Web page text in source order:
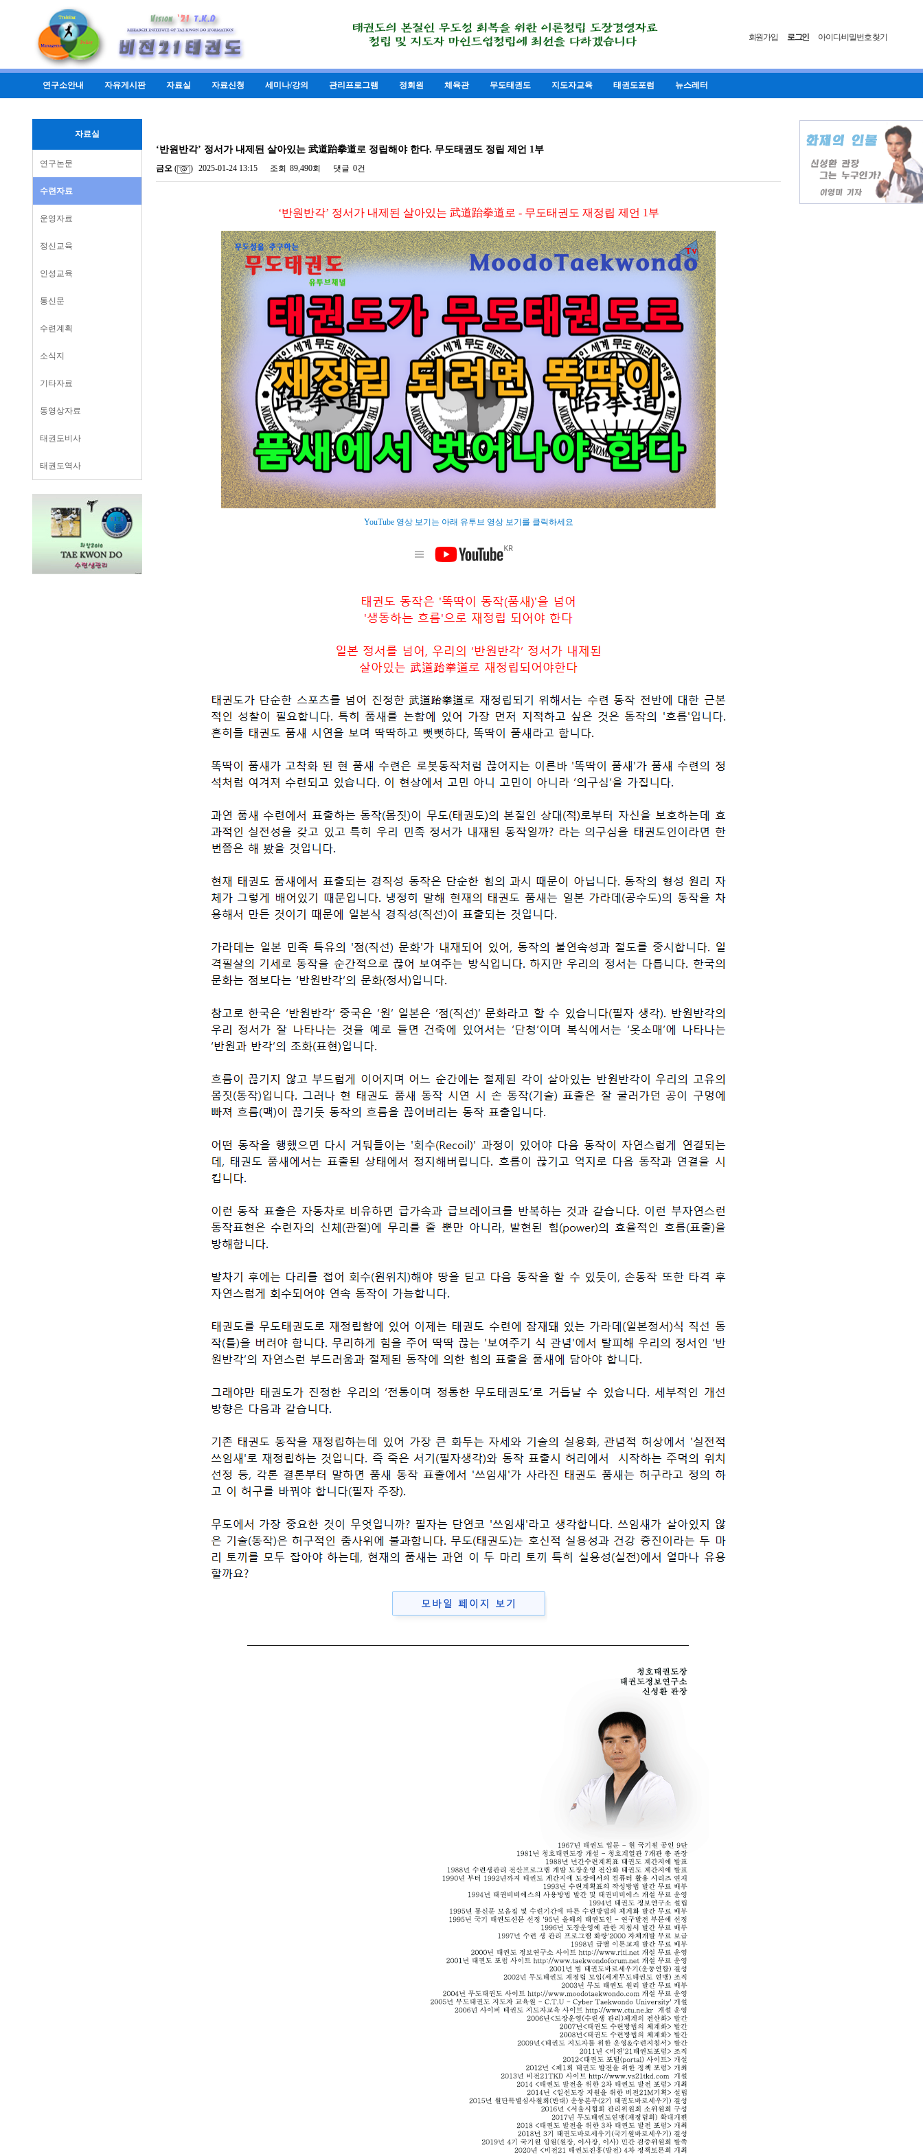
회원가입 로그인 아이디/비밀번호 찾기
연구소안내 자유게시판 자료실 자료신청 세미나/강의 관리프로그램 정회원 체육관 무도태권도 지도자교육 태권도포럼 뉴스레터
자료실
연구논문
수련자료
운영자료
정신교육
인성교육
통신문
수련계획
소식지
기타자료
동영상자료
태권도비사
태권도역사
‘반원반각’ 정서가 내제된 살아있는 武道跆拳道로 정립해야 한다. 무도태권도 정립 제언 1부
금오 ( ) 2025-01-24 13:15 조회 89,490회 댓글 0건
‘반원반각’ 정서가 내제된 살아있는 武道跆拳道로 - 무도태권도 재정립 제언 1부
YouTube 영상 보기는 아래 유투브 영상 보기를 클릭하세요